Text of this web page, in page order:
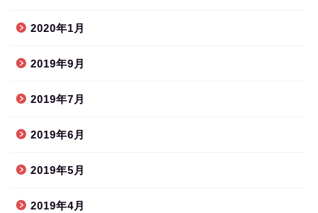
2020年1月
2019年9月
2019年7月
2019年6月
2019年5月
2019年4月